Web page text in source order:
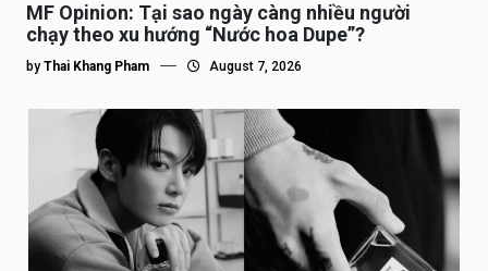
MF Opinion: Tại sao ngày càng nhiều người
chạy theo xu hướng “Nước hoa Dupe”?
by Thai Khang Pham August 7, 2026